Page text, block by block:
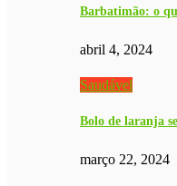
Barbatimão: o
abril 4, 2024
Saudável
Bolo de laranja
março 22, 2024